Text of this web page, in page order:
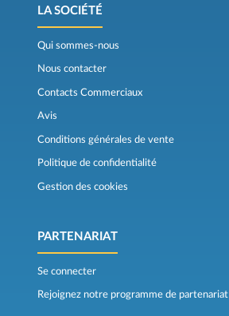
LA SOCIÉTÉ
Qui sommes-nous
Nous contacter
Contacts Commerciaux
Avis
Conditions générales de vente
Politique de confidentialité
Gestion des cookies
PARTENARIAT
Se connecter
Rejoignez notre programme de partenariat